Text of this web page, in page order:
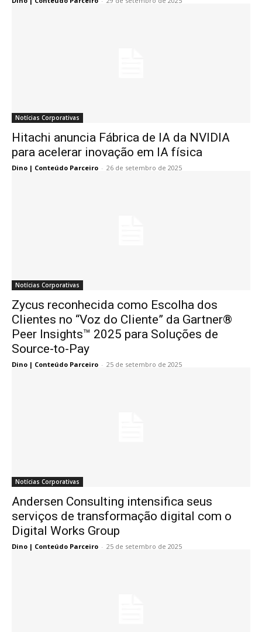
Notícias Corporativas
Hitachi anuncia Fábrica de IA da NVIDIA
para acelerar inovação em IA física
Dino | Conteúdo Parceiro - 26 de setembro de 2025
Notícias Corporativas
Zycus reconhecida como Escolha dos
Clientes no “Voz do Cliente” da Gartner®
Peer Insights™ 2025 para Soluções de
Source-to-Pay
Dino | Conteúdo Parceiro - 25 de setembro de 2025
Notícias Corporativas
Andersen Consulting intensifica seus
serviços de transformação digital com o
Digital Works Group
Dino | Conteúdo Parceiro - 25 de setembro de 2025